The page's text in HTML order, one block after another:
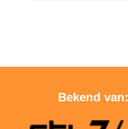
Bekend van: